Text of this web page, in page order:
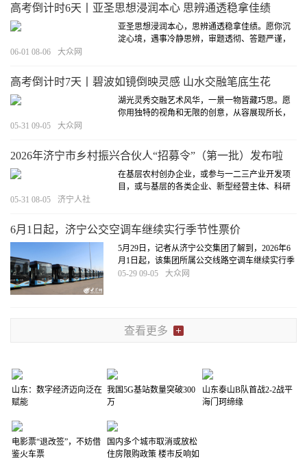
高考倒计时6天丨亚圣思想浸润本心 思辨通透稳拿佳绩
亚圣思想浸润本心，思辨通透稳拿佳绩。愿你沉
淀心境，遇事冷静思辨，审题透彻、答题严谨，
06-01 08-06 大众网
高考倒计时7天丨碧波如镜倒映灵感 山水交融笔底生花
湖光灵秀交融艺术风华，一景一物皆藏巧思。愿
你用独特的视角和无限的创意，从容展现所长，
05-31 09-05 大众网
2026年济宁市乡村振兴合伙人“招募令”（第一批）发布啦
在基层农村创办企业，或参与一二三产业开发项
目，或与基层的各类企业、新型经营主体、科研
均可成为乡村振兴合伙人。 [详细]
05-31 08-05 济宁人社
6月1日起，济宁公交空调车继续实行季节性票价
5月29日，记者从济宁公交集团了解到，2026年6
月1日起，该集团所属公交线路空调车继续实行季
节性票价，在2026年6月1日至2026年9月30日期
05-29 09-05 大众网
查看更多
山东：数字经济迈向泛在
赋能
我国5G基站数量突破300
万
山东泰山B队首战2-2战平
海门珂缔缘
电影票“退改签”，不妨借
鉴火车票
国内多个城市取消或放松
住房限购政策 楼市反响如